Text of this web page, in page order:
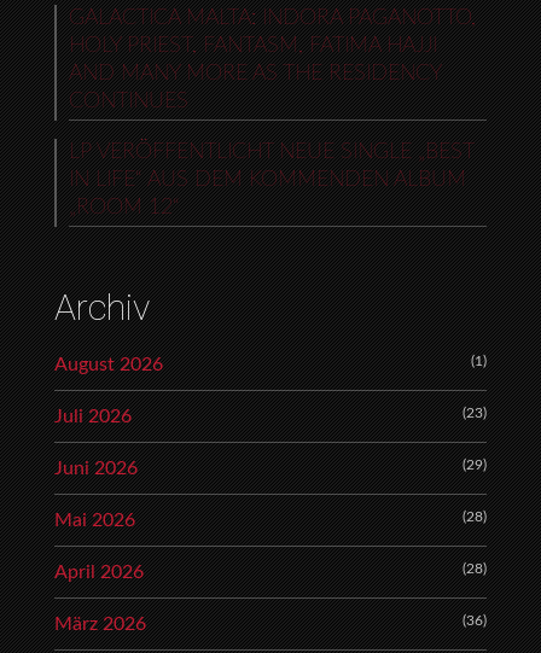
GALACTICA MALTA: INDORA PAGANOTTO,
HOLY PRIEST, FANTASM, FATIMA HAJJI
AND MANY MORE AS THE RESIDENCY
CONTINUES
LP VERÖFFENTLICHT NEUE SINGLE „BEST
IN LIFE“ AUS DEM KOMMENDEN ALBUM
„ROOM 12“
Archiv
August 2026 (1)
Juli 2026 (23)
Juni 2026 (29)
Mai 2026 (28)
April 2026 (28)
März 2026 (36)